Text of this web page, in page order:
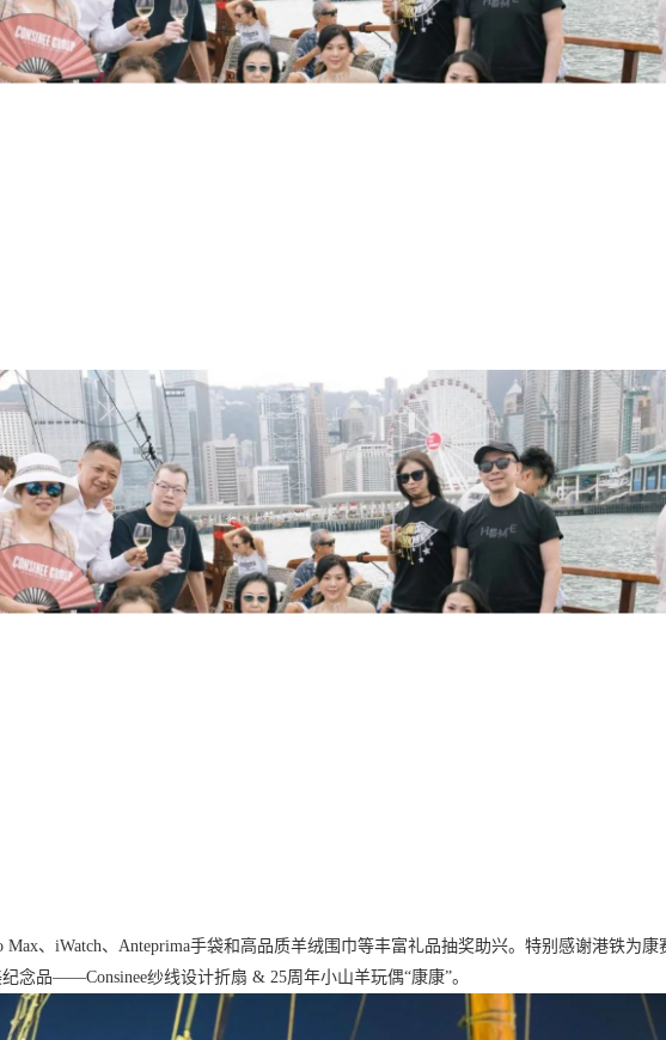
Max、iWatch、Anteprima手袋和高品质羊绒围巾等丰富礼品抽奖助兴。特别感谢港铁为
念品——Consinee纱线设计折扇 & 25周年小山羊玩偶“康康”。